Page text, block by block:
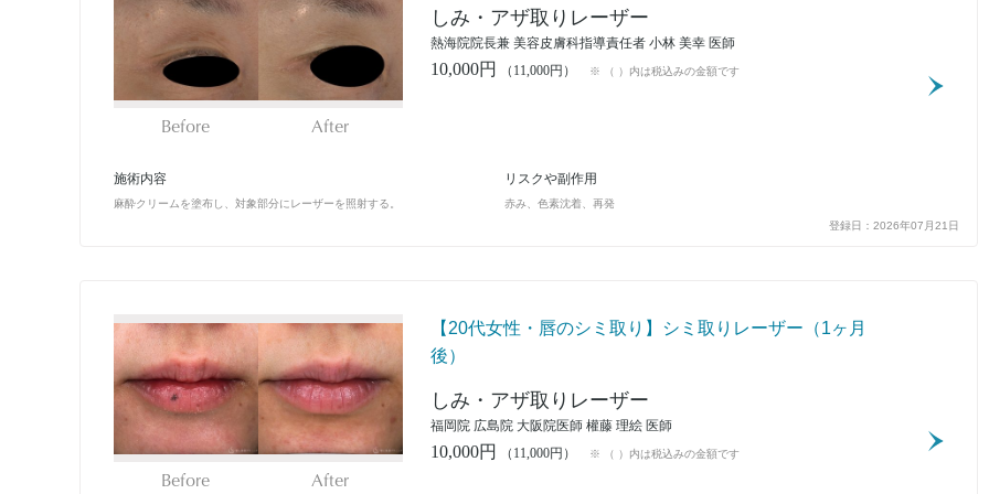
Before After
しみ・アザ取りレーザー
熱海院院長兼 美容皮膚科指導責任者 小林 美幸 医師
10,000円 （11,000円） ※ （ ）内は税込みの金額です
施術内容
麻酔クリームを塗布し、対象部分にレーザーを照射する。
リスクや副作用
赤み、色素沈着、再発
登録日：2026年07月21日
Before After
【20代女性・唇のシミ取り】シミ取りレーザー（1ヶ月
後）
しみ・アザ取りレーザー
福岡院 広島院 大阪院医師 權藤 理絵 医師
10,000円 （11,000円） ※ （ ）内は税込みの金額です